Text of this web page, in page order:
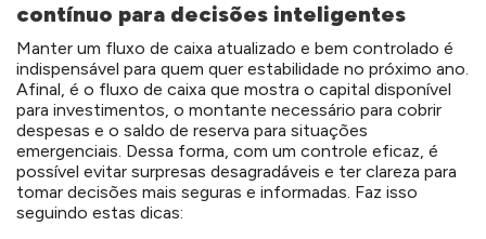
contínuo para decisões inteligentes
Manter um fluxo de caixa atualizado e bem controlado é
indispensável para quem quer estabilidade no próximo ano.
Afinal, é o fluxo de caixa que mostra o capital disponível
para investimentos, o montante necessário para cobrir
despesas e o saldo de reserva para situações
emergenciais. Dessa forma, com um controle eficaz, é
possível evitar surpresas desagradáveis e ter clareza para
tomar decisões mais seguras e informadas. Faz isso
seguindo estas dicas: